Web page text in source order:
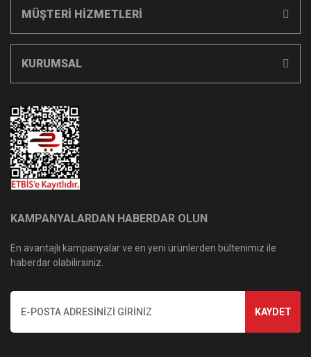
MÜŞTERİ HİZMETLERİ
KURUMSAL
KAMPANYALARDAN HABERDAR OLUN
En avantajlı kampanyalar ve en yeni ürünlerden bültenimiz ile
haberdar olabilirsiniz.
KAYDET